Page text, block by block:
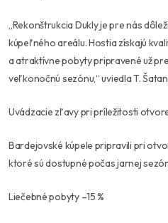
„Rekonštrukcia Dukly je pre nás
kúpeľného areálu. Hostia získajú
a atraktívne pobyty pripravené už
veľkonočnú sezónu,“ uviedla T.
Uvádzacie zľavy pri príležitosti
Bardejovské kúpele pripravili pri
ktoré sú dostupné počas jarnej
Liečebné pobyty –15 %